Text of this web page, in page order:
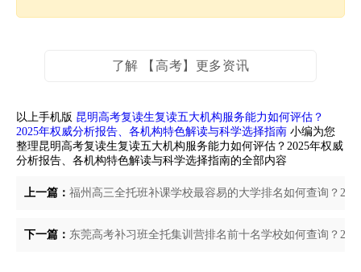
了解 【高考】更多资讯
以上手机版 昆明高考复读生复读五大机构服务能力如何评估？
2025年权威分析报告、各机构特色解读与科学选择指南 小编为您
整理昆明高考复读生复读五大机构服务能力如何评估？2025年权威
分析报告、各机构特色解读与科学选择指南的全部内容
上一篇： 福州高三全托班补课学校最容易的大学排名如何查询？
下一篇： 东莞高考补习班全托集训营排名前十名学校如何查询？